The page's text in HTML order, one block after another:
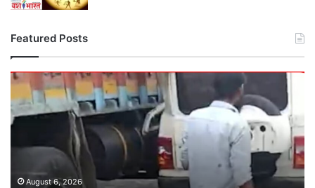
Featured Posts
दर्दनाक
हादसा:
तेज
कार
ट्रकAugust 6, 2026